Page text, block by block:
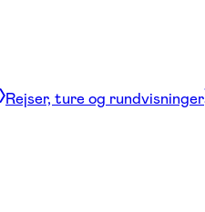
Rejser, ture og rundvisninger